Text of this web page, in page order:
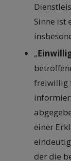
Sinne ist
„
freiwillig
einer
der die